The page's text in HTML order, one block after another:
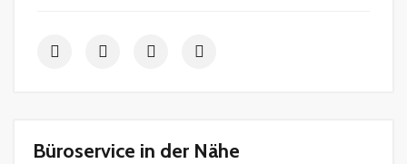
Büroservice in der Nähe